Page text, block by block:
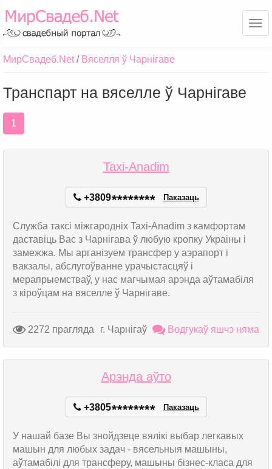
МирСвадеб.Net Вяселля ў Чарнігаве
Транспарт на вяселле ў Чарнігаве
1
Taxi-Anadim
+3809******** Паказаць
Служба таксі міжгародніх Taxi-Anadim з камфортам
даставіць Вас з Чарнігава ў любую кропку Украіны і
замежжа. Мы арганізуем трансфер у аэрапорт і
вакзалы, абслугоўванне урачыстасцяў і
мерапрыемстваў, у нас магчымая арэнда аўтамабіля
з кіроўцам на вяселле ў Чарнігаве.
2272 прагляда г. Чарнігаў Водгукаў яшчэ няма
Арэнда аўто
+3805******** Паказаць
У нашай базе Вы знойдзеце вялікі выбар легкавых
машын для любых задач - вясельныя машыны,
аўтамабілі для трансферу, машыны бізнес-класа для